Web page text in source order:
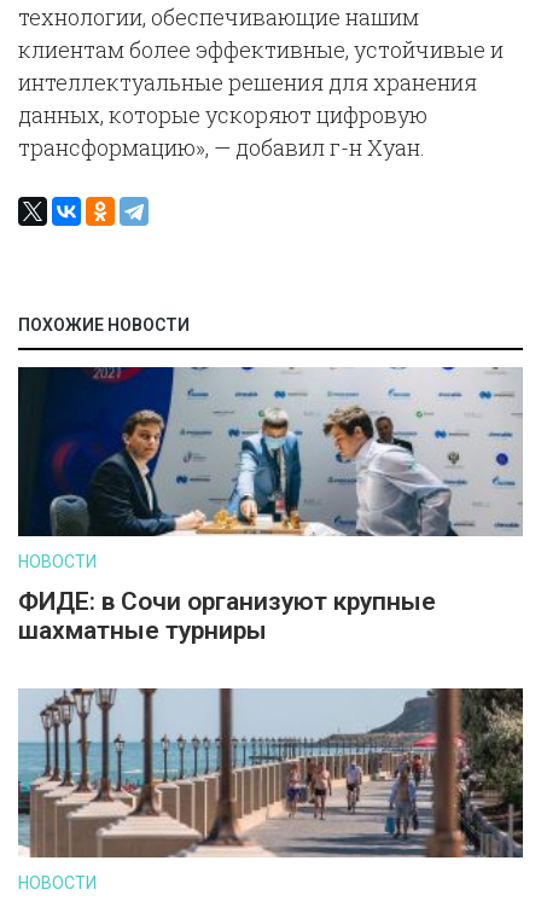
технологии, обеспечивающие нашим
клиентам более эффективные, устойчивые и
интеллектуальные решения для хранения
данных, которые ускоряют цифровую
трансформацию», — добавил г-н Хуан.
ПОХОЖИЕ НОВОСТИ
НОВОСТИ
ФИДЕ: в Сочи организуют крупные
шахматные турниры
НОВОСТИ